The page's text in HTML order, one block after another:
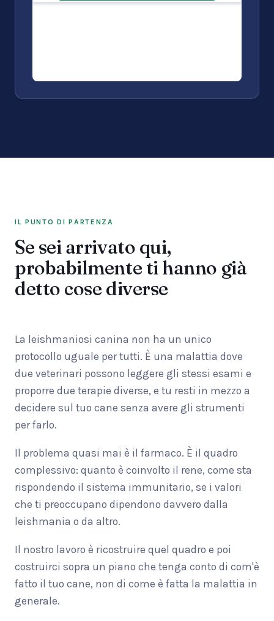
IL PUNTO DI PARTENZA
Se sei arrivato qui,
probabilmente ti hanno già
detto cose diverse
La leishmaniosi canina non ha un unico
protocollo uguale per tutti. È una malattia dove
due veterinari possono leggere gli stessi esami e
proporre due terapie diverse, e tu resti in mezzo a
decidere sul tuo cane senza avere gli strumenti
per farlo.
Il problema quasi mai è il farmaco. È il quadro
complessivo: quanto è coinvolto il rene, come sta
rispondendo il sistema immunitario, se i valori
che ti preoccupano dipendono davvero dalla
leishmania o da altro.
Il nostro lavoro è ricostruire quel quadro e poi
costruirci sopra un piano che tenga conto di com'è
fatto il tuo cane, non di come è fatta la malattia in
generale.